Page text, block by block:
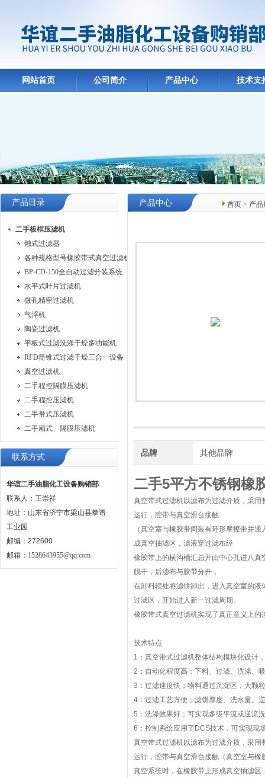
网站首页 公司简介 产品中心 技术支
产品目录
二手板框压滤机
烛式过滤器
各种规格型号橡胶带式真空过滤机
BP-CD-150全自动过滤分装系统
水平式叶片过滤机
微孔精密过滤机
气浮机
陶瓷过滤机
平板式过滤洗涤干燥多功能机
RFD筒锥式过滤干燥三合一设备
真空过滤机
二手程控隔膜压滤机
二手程控压滤机
二手带式压滤机
二手厢式、隔膜压滤机
联系方式
华谊二手油脂化工设备购销部
联系人：王崇祥
地址：山东省济宁市梁山县拳谱
工业园
邮编：272600
邮箱： 1528643955@qq.com
首页 > 产品
产品中心
品牌 其他品牌
二手5平方不锈钢橡
真空带式过滤机以滤布为过滤介质，采
运行，腔带与真空滑台接触
（真空室与橡胶带间装有环形摩擦带并
成真空抽滤区，滤液穿过滤布经
橡胶带上的横沟槽汇总并由中心孔进八
脱干，后滤布与胶带分开，
在卸料辊处将滤饼卸出，进入真空室的
过滤区，开始进入新一过滤周期。
橡胶带式真空过滤机实现了真正意义上
技术特点
1：真空带式过滤机整体结构模块化设计
2：自动化程度高；下料、过滤、洗涤、
3：过滤速度快；物料通过沉淀区，大颗
4：过滤工艺方便；滤饼厚度、洗水量。
5：洗涤效果好；可实现多级平流或逆流
6：控制系统应用了DCS技术，可实现现
真空带式过滤机以滤布为过滤介质，采
运行，腔带与真空滑台接触（真空室与
真空系统时，在橡胶带上形成真空抽滤